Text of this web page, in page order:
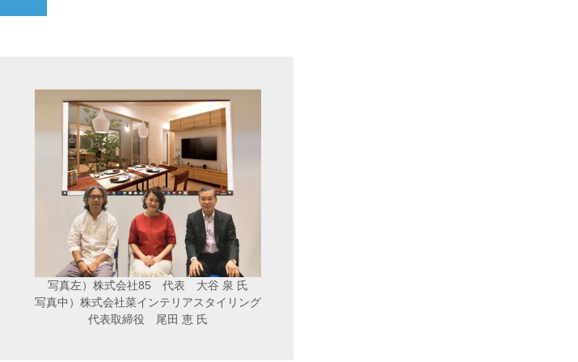
写真左）株式会社85 代表 大谷 泉 氏
写真中）株式会社菜インテリアスタイリング
代表取締役 尾田 恵 氏